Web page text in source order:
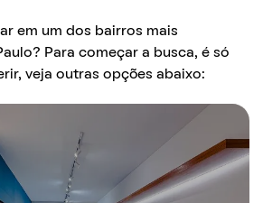
em um dos bairros mais
Para começar a busca, é só
veja outras opções abaixo: